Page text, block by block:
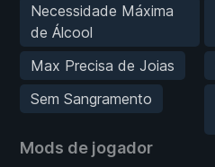
Necessidade Máxima
de Álcool
Max Precisa de Joias
Sem Sangramento
Mods de jogador